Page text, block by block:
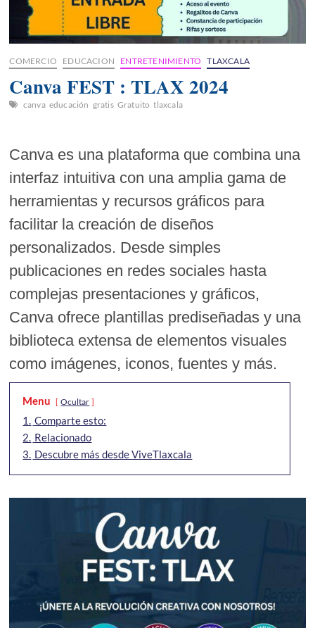
COMERCIO EDUCACION ENTRETENIMIENTO TLAXCALA
Canva FEST : TLAX 2024
canva educación gratis Gratuito tlaxcala
Canva es una plataforma que combina una
interfaz intuitiva con una amplia gama de
herramientas y recursos gráficos para
facilitar la creación de diseños
personalizados. Desde simples
publicaciones en redes sociales hasta
complejas presentaciones y gráficos,
Canva ofrece plantillas prediseñadas y una
biblioteca extensa de elementos visuales
como imágenes, iconos, fuentes y más.
Menu Ocultar
1. Comparte esto:
2. Relacionado
3. Descubre más desde ViveTlaxcala